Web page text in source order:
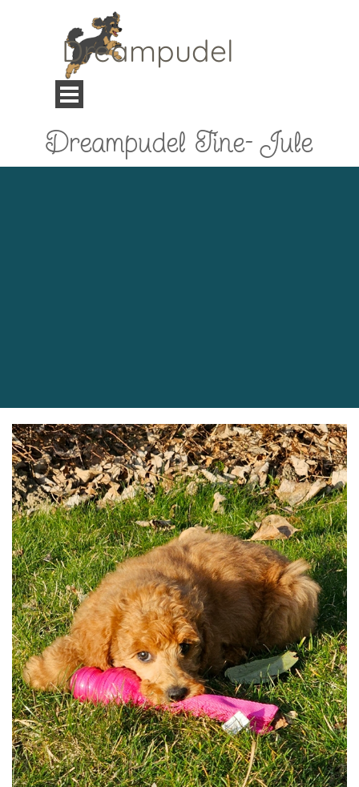
Dreampudel
Menü überspringen
Dreampudel Tine- Jule